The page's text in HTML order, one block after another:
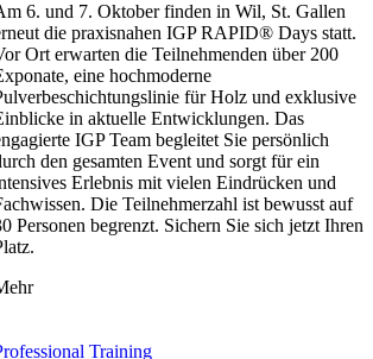
6. und 7. Oktober finden in Wil, St. Gallen
die praxisnahen IGP RAPID® Days statt.
Ort erwarten die Teilnehmenden über 200
eine hochmoderne
für Holz und exklusive
in aktuelle Entwicklungen. Das
IGP Team begleitet Sie persönlich
den gesamten Event und sorgt für ein
Erlebnis mit vielen Eindrücken und
Die Teilnehmerzahl ist bewusst auf
Personen begrenzt. Sichern Sie sich jetzt Ihren
Training